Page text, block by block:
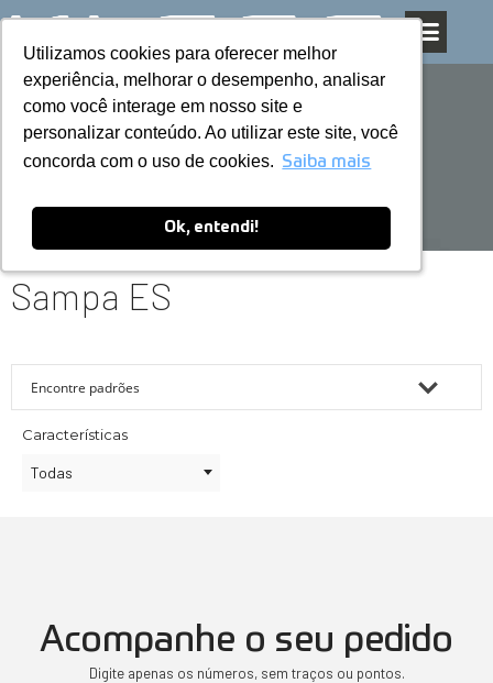
Utilizamos cookies para oferecer melhor
experiência, melhorar o desempenho, analisar
como você interage em nosso site e
personalizar conteúdo. Ao utilizar este site, você
concorda com o uso de cookies. Saiba mais
Ok, entendi!
Utilizamos cookies para oferecer melhor
experiência, melhorar o desempenho, analisar
como você interage em nosso site e
personalizar conteúdo. Ao utilizar este site, você
concorda com o uso de cookies. Saiba mais
Ok, entendi!
Pular
para
o
conteúdo
Sampa ES
Características
Todas
Acompanhe o seu pedido
Digite apenas os números, sem traços ou pontos.